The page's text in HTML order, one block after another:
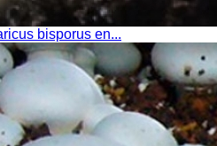
bisporus en...